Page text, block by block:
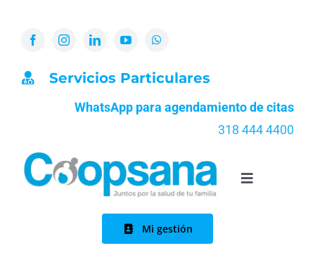
Servicios Particulares
WhatsApp para agendamiento de citas
318 444 4400
Toggle
Mi gestión